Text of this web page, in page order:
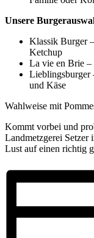
Unsere
Klassik Burger
Ketchup
La vie en Brie –
Lieblingsburger
und Käse
Wahlweise mit
Kommt vorbei und
Landmetzgerei
Lust auf einen richtig